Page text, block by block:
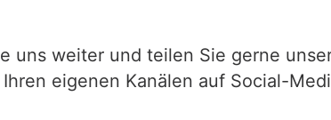
uns weiter und teilen Sie gerne
eigenen Kanälen auf Social-